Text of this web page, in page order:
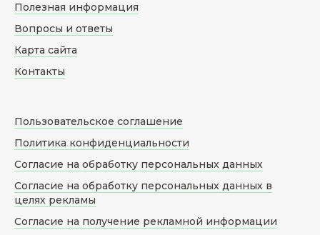
Полезная информация
Вопросы и ответы
Карта сайта
Контакты
Пользовательское соглашение
Политика конфиденциальности
Согласие на обработку персональных данных
Согласие на обработку персональных данных в
целях рекламы
Согласие на получение рекламной информации